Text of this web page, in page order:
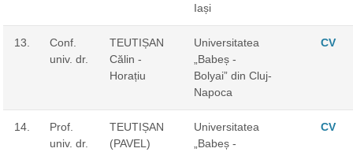
Iași
13.
Conf.
univ. dr.
TEUTIȘAN
Călin -
Horațiu
Universitatea
„Babeș -
Bolyai” din Cluj-
Napoca
CV
14.
Prof.
univ. dr.
TEUTIȘAN
(PAVEL)
Universitatea
„Babeș -
CV